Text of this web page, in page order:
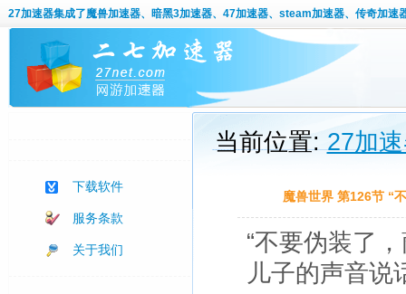
27加速器集成了魔兽加速器、暗黑3加速器、47加速器、steam加速器、传奇加速
下载软件
服务条款
关于我们
当前位置:27加
魔兽世界 第126节 “
“不要伪装了
儿子的声音说